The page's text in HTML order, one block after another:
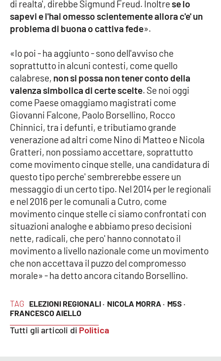
RUBRICHE
Good Morning Vietnam
Parchi Marini Calabria
Leggendo Alvaro insieme
Imprese Di Calabria
Le perfidie di Antonella Grippo
Venti di comunicazione
STREAMING
LaC TV
LaC Network
LaC OnAir
EDIZIONI
LOCALI
Catanzaro
TAG ELEZIONI REGIONALI · NICOLA MORRA · M5S ·
FRANCESCO AIELLO
Tutti gli articoli di Politica
di realta', direbbe Sigmund Freud. Inoltrese lo
sapevi e l'hai omesso scientemente allora c'e' un
problema di buona o cattiva fede».
«Io poi - ha aggiunto - sono dell'avviso che
soprattutto in alcuni contesti, come quello
calabrese, non si possa non tener conto della
valenza simbolica di certe scelte. Se noi oggi
come Paese omaggiamo magistrati come
Giovanni Falcone, Paolo Borsellino, Rocco
Chinnici, tra i defunti, e tributiamo grande
venerazione ad altri come Nino di Matteo e Nicola
Gratteri, non possiamo accettare, soprattutto
come movimento cinque stelle, una candidatura di
questo tipo perche' sembrerebbe essere un
messaggio di un certo tipo. Nel 2014 per le regionali
e nel 2016 per le comunali a Cutro, come
movimento cinque stelle ci siamo confrontati con
situazioni analoghe e abbiamo preso decisioni
nette, radicali, che pero' hanno connotato il
movimento a livello nazionale come un movimento
che non accettava il puzzo del compromesso
morale» - ha detto ancora citando Borsellino.